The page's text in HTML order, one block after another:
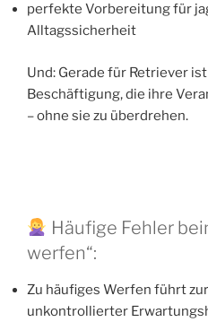
perfekte Vorbereitung für
Alltagssicherheit
Und: Gerade für Retriever
Beschäftigung, die ihre
– ohne sie zu überdrehen.
Häufige Fehler
werfen“:
Zu häufiges Werfen führt
unkontrollierter